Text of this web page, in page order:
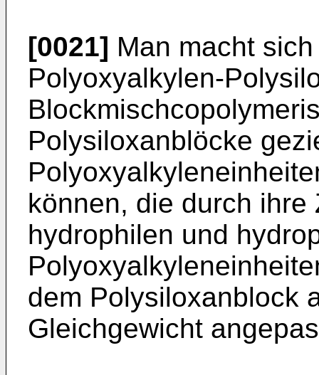
[0021] Man macht
Polyoxyalkylen-
Polysiloxanblöcke
können, die durch
hydrophilen und
dem Polysiloxanblock
Gleichgewicht